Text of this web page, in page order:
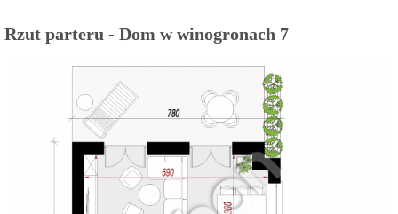
Rzut parteru - Dom w winogronach 7